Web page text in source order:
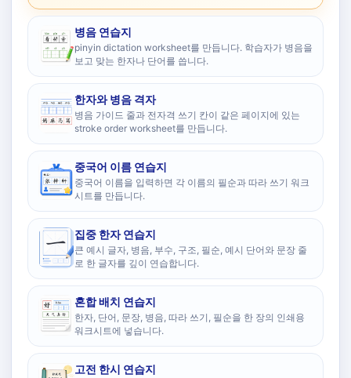
병음 연습지
pinyin dictation worksheet를 만듭니다. 학습자가 병음을
보고 맞는 한자나 단어를 씁니다.
한자와 병음 격자
병음 가이드 줄과 전자격 쓰기 칸이 같은 페이지에 있는
stroke order worksheet를 만듭니다.
중국어 이름 연습지
중국어 이름을 입력하면 각 이름의 필순과 따라 쓰기 워크
시트를 만듭니다.
집중 한자 연습지
큰 예시 글자, 병음, 부수, 구조, 필순, 예시 단어와 문장 줄
로 한 글자를 깊이 연습합니다.
혼합 배치 연습지
한자, 단어, 문장, 병음, 따라 쓰기, 필순을 한 장의 인쇄용
워크시트에 넣습니다.
고전 한시 연습지